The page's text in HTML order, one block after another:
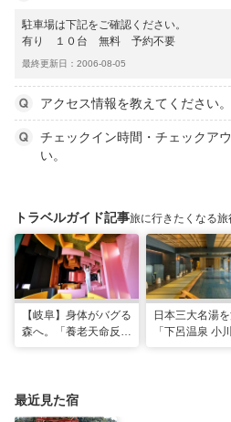
駐車場は下記をご確認ください。
有り １０台 無料 予約不要
最終更新日：2006-08-05
アクセス情報を教えてください。
チェックイン時間・チェックア
い。
トラベルガイド記事旅に行きたくなる
【岐阜】身体がバグる
森へ。「養老天命反転
日本三大名湯
「下呂温泉 小
最近見た宿